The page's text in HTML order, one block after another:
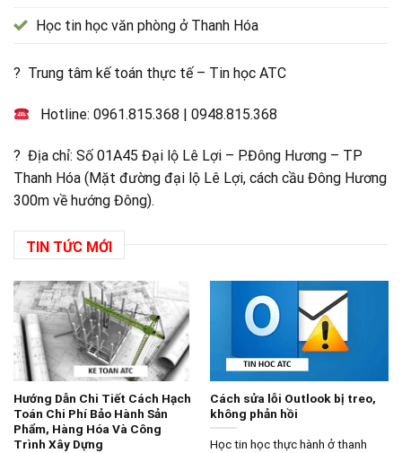
Học tin học văn phòng ở Thanh Hóa
? Trung tâm kế toán thực tế – Tin học ATC
Hotline:0961.815.368 |0948.815.368
? Địa chỉ: Số 01A45 Đại lộ Lê Lợi – P.Đông Hương – TP
Thanh Hóa (Mặt đường đại lộ Lê Lợi, cách cầu Đông Hương
300m về hướng Đông).
TIN TỨC MỚI
Hướng Dẫn Chi Tiết Cách Hạch
Toán Chi Phí Bảo Hành Sản
Phẩm, Hàng Hóa Và Công
Trình Xây Dựng
Cách sửa lỗi Outlook bị treo,
không phản hồi
Học tin học thực hành ở thanh